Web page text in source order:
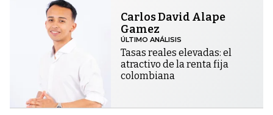
Carlos David Alape
Gamez
ÚLTIMO ANÁLISIS
Tasas reales elevadas: el
atractivo de la renta fija
colombiana